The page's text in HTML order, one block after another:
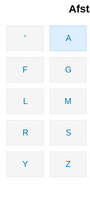
' A
F G
L M
R S
Y Z